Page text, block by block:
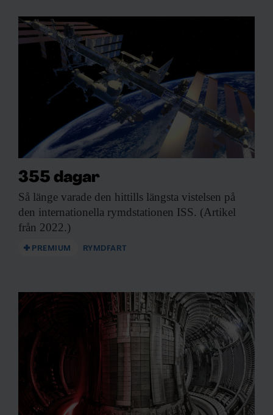
355 dagar
Så länge varade den hittills längsta vistelsen på
den internationella rymdstationen ISS. (Artikel
från 2022.)
PREMIUM RYMDFART